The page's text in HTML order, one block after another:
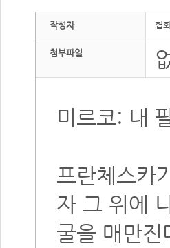
작성자 협
첨부파일
미르코: 내
프란체스카
자 그 위에
굴을 매만진